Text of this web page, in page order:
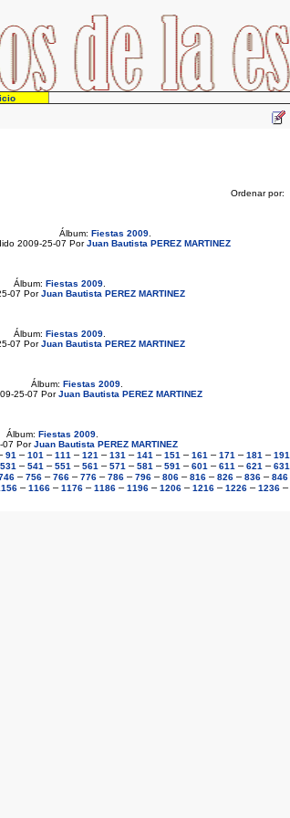
Ordenar por:
Álbum: Fiestas 2009.
2009-25-07 PorJuan Bautista PEREZ MARTINEZ
Álbum: Fiestas 2009.
07 PorJuan Bautista PEREZ MARTINEZ
Álbum: Fiestas 2009.
07 PorJuan Bautista PEREZ MARTINEZ
Álbum: Fiestas 2009.
25-07 PorJuan Bautista PEREZ MARTINEZ
Álbum: Fiestas 2009.
07 PorJuan Bautista PEREZ MARTINEZ
91 – 101 – 111 – 121 – 131 – 141 – 151 – 161 – 171 – 181 – 191
531 – 541 – 551 – 561 – 571 – 581 – 591 – 601 – 611 – 621 – 631
– 756 – 766 – 776 – 786 – 796 – 806 – 816 – 826 – 836 – 846
– 1166 – 1176 – 1186 – 1196 – 1206 – 1216 – 1226 – 1236 –